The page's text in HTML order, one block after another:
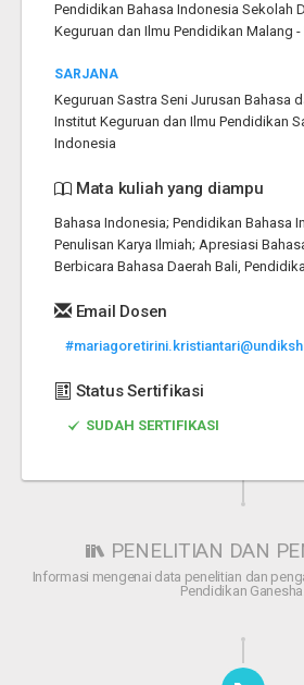
Pendidikan Bahasa Indonesia Sekolah
Keguruan dan Ilmu Pendidikan Malang
SARJANA
Keguruan Sastra Seni Jurusan Bahasa
Institut Keguruan dan Ilmu Pendidikan
Indonesia
Mata kuliah yang diampu
Bahasa Indonesia; Pendidikan Bahasa
Penulisan Karya Ilmiah; Apresiasi
Berbicara Bahasa Daerah Bali,
Email Dosen
Status Sertifikasi
SUDAH SERTIFIKASI
PENELITIAN DAN
Informasi mengenai data penelitian dan
Pendidikan Ganesha.